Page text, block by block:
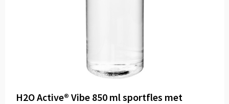
H2O Active® Vibe 850 ml sportfles met